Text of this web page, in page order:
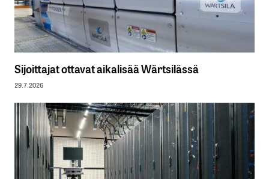
Sijoittajat ottavat aikalisää Wärtsilässä
29.7.2026